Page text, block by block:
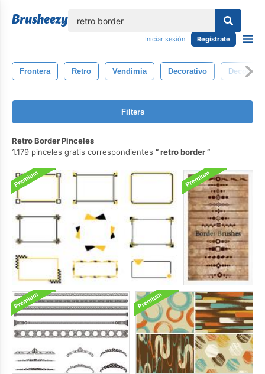
Iniciar sesión Regístrate
Frontera Retro Vendimia Decorativo
Filters
Retro Border Pinceles
1.179 pinceles gratis correspondientes
retro border